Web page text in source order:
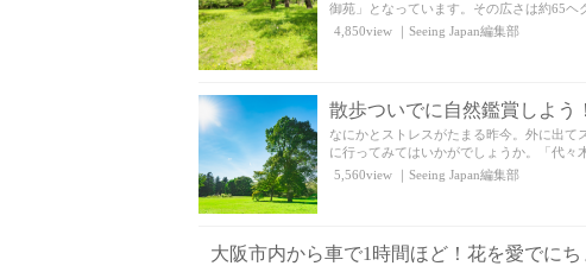
御苑」となっています。その広さは約65ヘ
4,850view
Seeing Japan編集部
散歩ついでに自然鑑賞しよう
なにかとストレスがたまる昨今。外に出
に行ってみてはいかがでしょうか。「代々
5,560view
Seeing Japan編集部
大阪市内から車で1時間ほど！花を愛でに